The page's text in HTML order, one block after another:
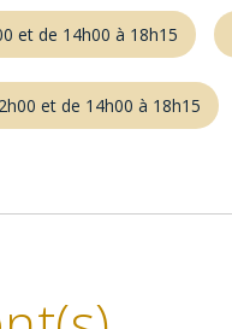
et de 14h00 à 18h15
et de 14h00 à 18h15